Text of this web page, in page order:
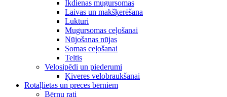
Ikdienas mugursomas
Laivas un makšķerēšana
Lukturi
Mugursomas ceļošanai
Nūjošanas nūjas
Somas ceļošanai
Teltis
Velosipēdi un piederumi
Ķiveres velobraukšanai
Rotaļlietas un preces bērniem
Bērnu rati